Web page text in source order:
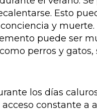
Esto
y muerte.
puede ser
perros y
los días
constante a